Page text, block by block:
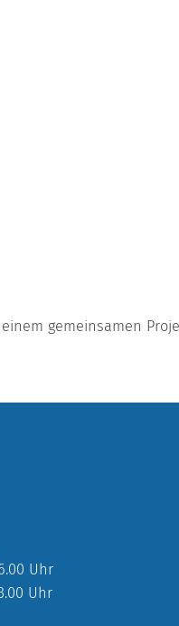
einem gemeinsamen
Uhr
Uhr